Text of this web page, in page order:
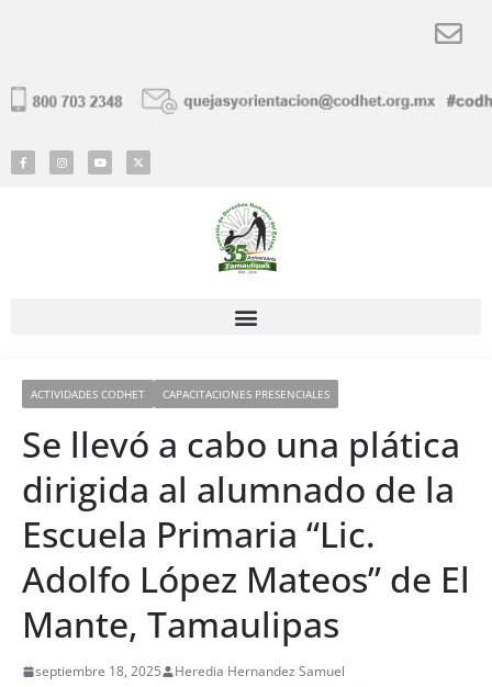
ACTIVIDADES CODHET CAPACITACIONES PRESENCIALES
Se llevó a cabo una plática
dirigida al alumnado de la
Escuela Primaria “Lic.
Adolfo López Mateos” de El
Mante, Tamaulipas
septiembre 18, 2025 Heredia Hernandez Samuel